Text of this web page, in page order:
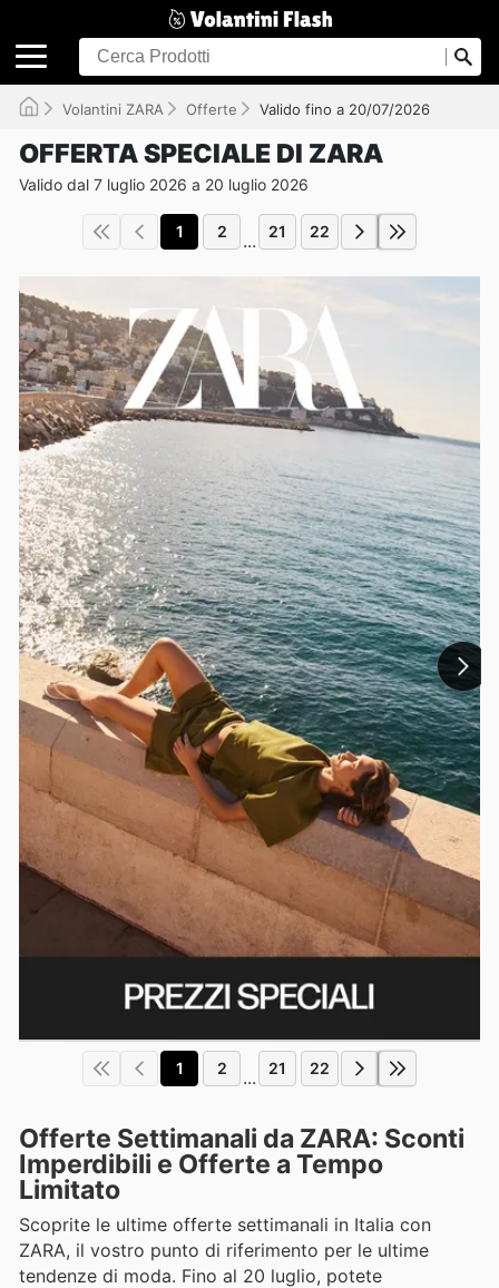
Volantini ZARA Offerte Valido fino a 20/07/2026
OFFERTA SPECIALE DI ZARA
Valido dal 7 luglio 2026 a 20 luglio 2026
1 2 ... 21 22
1 2 ... 21 22
Offerte Settimanali da ZARA: Sconti
Imperdibili e Offerte a Tempo
Limitato
Scoprite le ultime offerte settimanali in Italia con
ZARA, il vostro punto di riferimento per le ultime
tendenze di moda. Fino al 20 luglio, potete